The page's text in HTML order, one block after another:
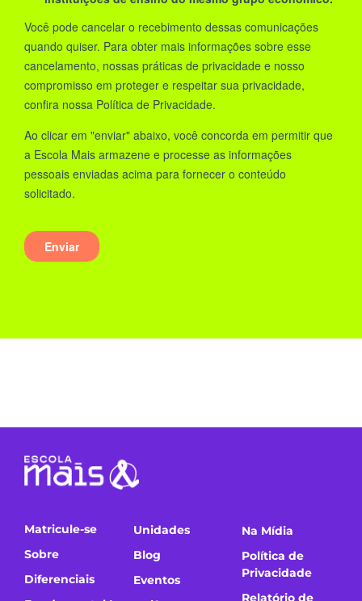
Matricule-se
Sobre
Diferenciais
Unidades
Blog
Eventos
Na Mídia
Política de
Privacidade
Relatório de